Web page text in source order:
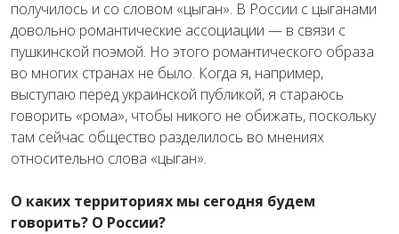
получилось и со словом «цыган». В России с цыганами
довольно романтические ассоциации — в связи с
пушкинской поэмой. Но этого романтического образа
во многих странах не было. Когда я, например,
выступаю перед украинской публикой, я стараюсь
говорить «рома», чтобы никого не обижать, поскольку
там сейчас общество разделилось во мнениях
относительно слова «цыган».
О каких территориях мы сегодня будем
говорить? О России?